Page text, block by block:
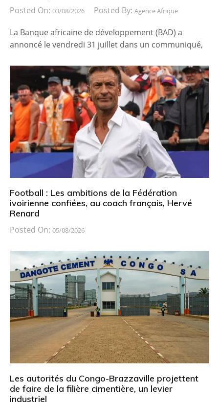
Posted On: 03/08/2026 Posted By: Agence Afrique
La Banque africaine de développement (BAD) a
annoncé le vendredi 31 juillet dans un communiqué,
Football : Les ambitions de la Fédération
ivoirienne confiées, au coach français, Hervé
Renard
Posted On: 05/08/2026
Les autorités du Congo-Brazzaville projettent
de faire de la filière cimentière, un levier
industriel